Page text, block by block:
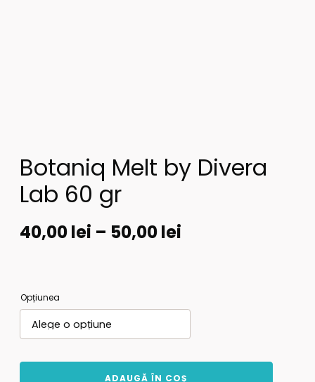
Botaniq Melt by Divera
Lab 60 gr
40,00lei – 50,00lei
Opțiunea
ADAUGĂ ÎN COȘ